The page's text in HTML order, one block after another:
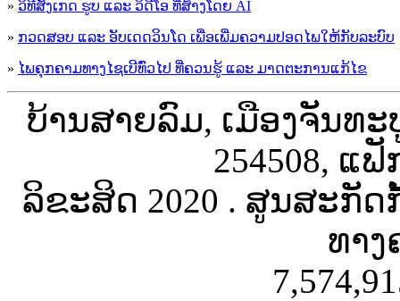
» ວິທີສັງເກດ ຮູບ ແລະ ວິດີໂອ ທີ່ສ້າງໂດຍ AI
» ກວດສອບ ແລະ ອັບເດດວິນໂດ ເພື່ອເພີ່ມຄວາມປອດໄພໃຫ້ກັບລະບົບ
» ໄພຄຸກຄາມທາງໄຊເບີທົ່ວໄປ ທີ່ຄວນຮູ້ ແລະ ມາດຕະການແກ້ໄຂ
ບ້ານສາຍລົມ, ເມືອງຈັນທະ
254508, ແຟັ
ລິຂະສິດ 2020 . ສູນສະກັ
ທາງ